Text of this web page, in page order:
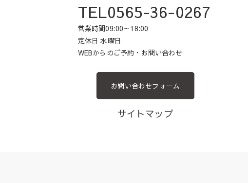
TEL0565-36-0267
営業時間09:00～18:00
定休日 水曜日
WEBからのご予約・お問い合わせ
お問い合わせフォーム
サイトマップ